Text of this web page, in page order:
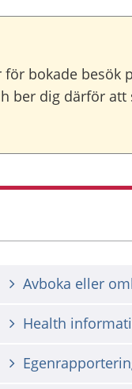
bokade
ber dig därför
Avboka eller
Health